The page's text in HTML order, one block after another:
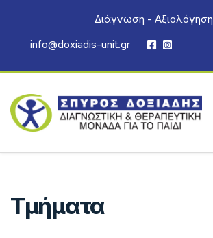
Διάγνωση - Αξιολόγηση
info@doxiadis-unit.gr
Τμήματα